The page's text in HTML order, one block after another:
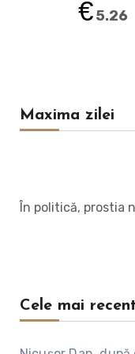
€5.26
Maxima zilei
În politică, prostia
Cele mai